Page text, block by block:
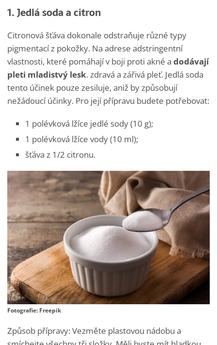
1. Jedlá soda a citron
Citronová šťáva dokonale odstraňuje různé typy
pigmentací z pokožky. Na adrese adstringentní
vlastnosti, které pomáhají v boji proti akné a dodávají
pleti mladistvý lesk. zdravá a zářivá pleť. Jedlá soda
tento účinek pouze zesiluje, aniž by způsobují
nežádoucí účinky. Pro její přípravu budete potřebovat:
1 polévková lžíce jedlé sody (10 g);
1 polévková lžíce vody (10 ml);
šťáva z 1/2 citronu.
Fotografie: Freepik
Způsob přípravy: Vezměte plastovou nádobu a